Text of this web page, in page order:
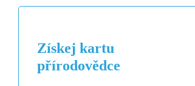
Získej kartu
přírodovědce